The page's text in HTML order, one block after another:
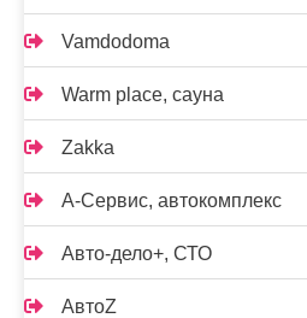
Vamdodoma
Warm place, сауна
Zakka
А-Сервис, автокомплекс
Авто-дело+, СТО
АвтоZ